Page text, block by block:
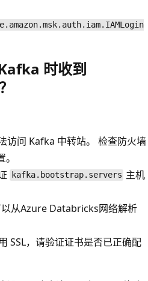
时收到
访问 Kafka 中转站。 检查防火墙
kafka.bootstrap.servers 主机
以从Azure Databricks网络解析
SSL，请验证证书是否已正确配